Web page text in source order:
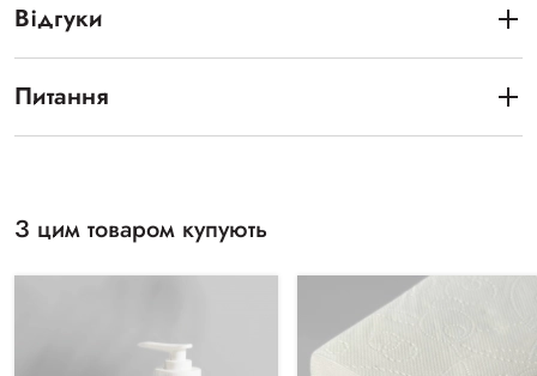
Відгуки
Питання
З цим товаром купують